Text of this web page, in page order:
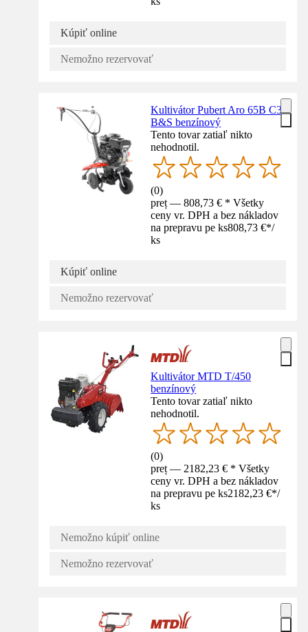
Kúpiť online
Nemožno rezervovať
Kultivátor Pubert Aro 65B C3
B&S benzínový
Tento tovar zatiaľ nikto
nehodnotil.
(0)
preț — 808,73 € * Všetky
ceny vr. DPH a bez nákladov
na prepravu pe ks808,73 €*/
ks
Kúpiť online
Nemožno rezervovať
Kultivátor MTD T/450
benzínový
Tento tovar zatiaľ nikto
nehodnotil.
(0)
preț — 2182,23 € * Všetky
ceny vr. DPH a bez nákladov
na prepravu pe ks2182,23 €*/
ks
Nemožno kúpiť online
Nemožno rezervovať